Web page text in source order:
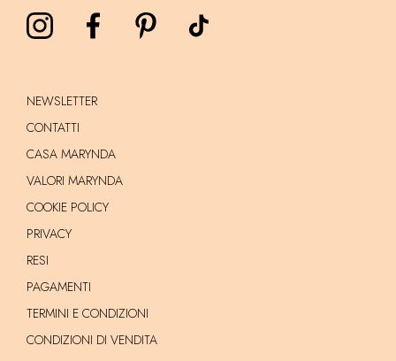
NEWSLETTER
CONTATTI
CASA MARYNDA
VALORI MARYNDA
COOKIE POLICY
PRIVACY
RESI
PAGAMENTI
TERMINI E CONDIZIONI
CONDIZIONI DI VENDITA